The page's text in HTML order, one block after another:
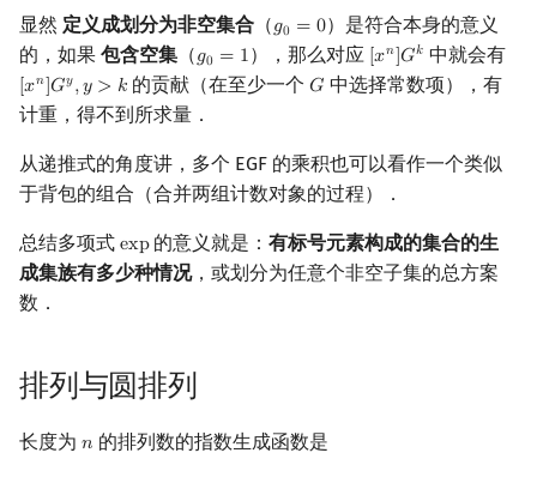
显然 定义成划分为非空集合 （𝑔0 = 0
g0 =0
）是符合本身的意义
的，如果 包含空集 （𝑔0 = 1
g0 =1 ），那么对应 [𝑥𝑛]𝐺𝑘
[xn]Gk 中就会有
[𝑥𝑛]𝐺𝑦,𝑦 > 𝑘
[xn]Gyy> k 的贡献（在至少一个𝐺
G 中选择常数项），有
计重，得不到所求量．
从递推式的角度讲，多个 EGF 的乘积也可以看作一个类似
于背包的组合（合并两组计数对象的过程）．
总结多项式 exp
exp的意义就是：有标号元素构成的集合的生
成集族有多少种情况，或划分为任意个非空子集的总方案
数．
排列与圆排列
长度为 𝑛
n 的排列数的指数生成函数是